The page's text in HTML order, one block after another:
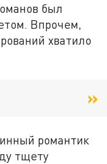
был
Впрочем,
хватило
романтик
тщету